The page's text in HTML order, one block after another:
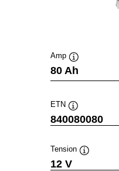
Amp
Infobulle
80 Ah
ETN
Infobulle
840080080
Tension
12 V